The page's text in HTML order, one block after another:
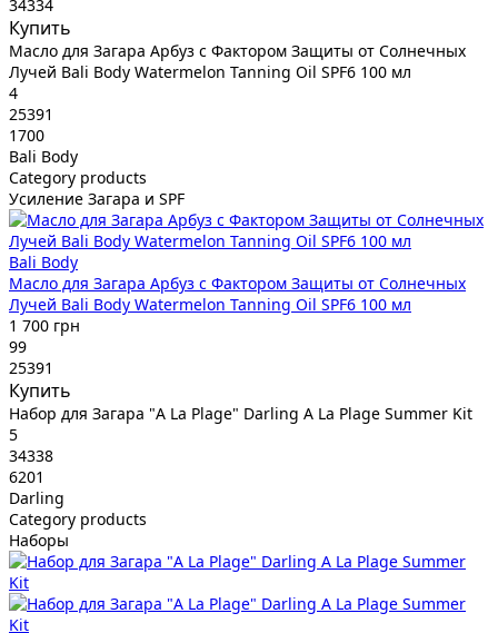
34334
Купить
Масло для Загара Арбуз с Фактором Защиты от Солнечных
Лучей Bali Body Watermelon Tanning Oil SPF6 100 мл
4
25391
1700
Bali Body
Category products
Усиление Загара и SPF
Bali Body
Масло для Загара Арбуз с Фактором Защиты от Солнечных
Лучей Bali Body Watermelon Tanning Oil SPF6 100 мл
1 700 грн
99
25391
Купить
Набор для Загара "A La Plage" Darling A La Plage Summer Kit
5
34338
6201
Darling
Category products
Наборы